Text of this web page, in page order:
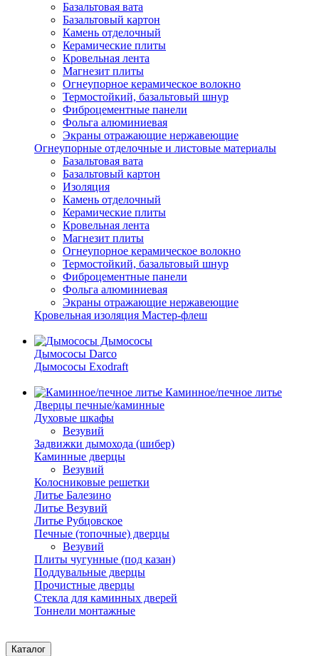
Базальтовая вата
Базальтовый картон
Камень отделочный
Керамические плиты
Кровельная лента
Магнезит плиты
Огнеупорное керамическое волокно
Термостойкий, базальтовый шнур
Фиброцементные панели
Фольга алюминиевая
Экраны отражающие нержавеющие
Огнеупорные отделочные и листовые материалы
Базальтовая вата
Базальтовый картон
Изоляция
Камень отделочный
Керамические плиты
Кровельная лента
Магнезит плиты
Огнеупорное керамическое волокно
Термостойкий, базальтовый шнур
Фиброцементные панели
Фольга алюминиевая
Экраны отражающие нержавеющие
Кровельная изоляция Мастер-флеш
Дымососы
Дымососы Darco
Дымососы Exodraft
Каминное/печное литье
Дверцы печные/каминные
Духовые шкафы
Везувий
Задвижки дымохода (шибер)
Каминные дверцы
Везувий
Колосниковые решетки
Литье Балезино
Литье Везувий
Литье Рубцовское
Печные (топочные) дверцы
Везувий
Плиты чугунные (под казан)
Поддувальные дверцы
Прочистные дверцы
Стекла для каминных дверей
Тоннели монтажные
Каталог